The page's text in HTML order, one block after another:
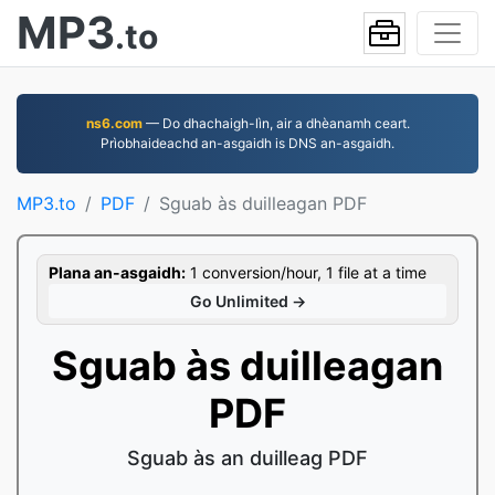
MP3.to
ns6.com— Do dhachaigh-lìn, air a dhèanamh ceart.
Prìobhaideachd an-asgaidh is DNS an-asgaidh.
MP3.to PDF Sguab às duilleagan PDF
Plana an-asgaidh: 1 conversion/hour, 1 file at a time
Go Unlimited →
Sguab às duilleagan
PDF
Sguab às an duilleag PDF